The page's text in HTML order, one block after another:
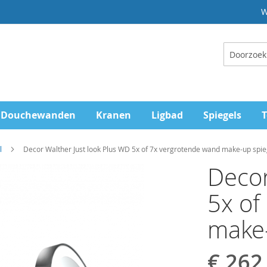
Zoeken
Douchewanden Kranen Ligbad Spiegels
Decor Walther Just look Plus WD 5x of 7x vergrotende wand make-up
5x